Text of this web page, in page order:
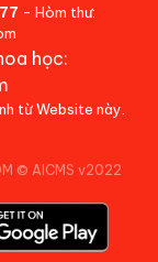
- Hòm thư:
học:
từ Website này.
© AICMS v2022